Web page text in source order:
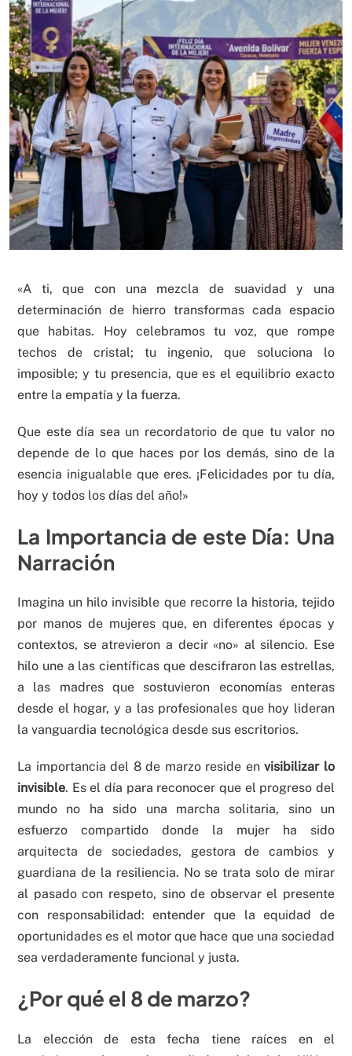
«A ti, que con una mezcla de suavidad y una
determinación de hierro transformas cada espacio
que habitas. Hoy celebramos tu voz, que rompe
techos de cristal; tu ingenio, que soluciona lo
imposible; y tu presencia, que es el equilibrio exacto
entre la empatía y la fuerza.
Que este día sea un recordatorio de que tu valor no
depende de lo que haces por los demás, sino de la
esencia inigualable que eres. ¡Felicidades por tu día,
hoy y todos los días del año!»
La Importancia de este Día: Una
Narración
Imagina un hilo invisible que recorre la historia, tejido
por manos de mujeres que, en diferentes épocas y
contextos, se atrevieron a decir «no» al silencio. Ese
hilo une a las científicas que descifraron las estrellas,
a las madres que sostuvieron economías enteras
desde el hogar, y a las profesionales que hoy lideran
la vanguardia tecnológica desde sus escritorios.
La importancia del 8 de marzo reside envisibilizar lo
invisible. Es el día para reconocer que el progreso del
mundo no ha sido una marcha solitaria, sino un
esfuerzo compartido donde la mujer ha sido
arquitecta de sociedades, gestora de cambios y
guardiana de la resiliencia. No se trata solo de mirar
al pasado con respeto, sino de observar el presente
con responsabilidad: entender que la equidad de
oportunidades es el motor que hace que una sociedad
sea verdaderamente funcional y justa.
¿Por qué el 8 de marzo?
La elección de esta fecha tiene raíces en el